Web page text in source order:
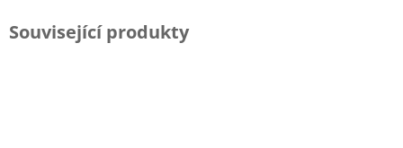
Související produkty